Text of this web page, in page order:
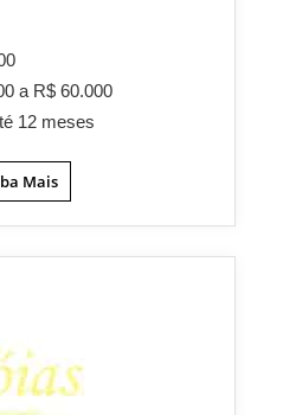
a R$ 60.000
12 meses
Mais